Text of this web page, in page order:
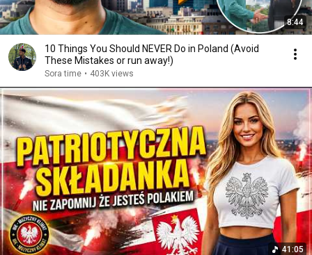
8:44
10 Things You Should NEVER Do in Poland (Avoid
These Mistakes or run away!)
Sora time • 403K views
41:05